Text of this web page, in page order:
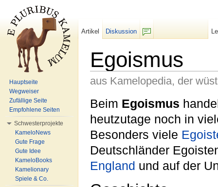
Egoismus
aus Kamelopedia, der
Beim Egoismus
heutzutage noch in
Besonders viele
Deutschländer
England und auf der
Artikel
Diskussion
Hauptseite
Wegweiser
Zufällige Seite
Empfohlene Seiten
Schwesterprojekte
KameloNews
Gute Frage
Gute Idee
KameloBooks
Kamelionary
Spiele & Co.